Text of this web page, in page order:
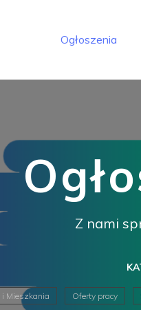
Ogłoszenia
Z nami
Mieszkania Oferty pracy